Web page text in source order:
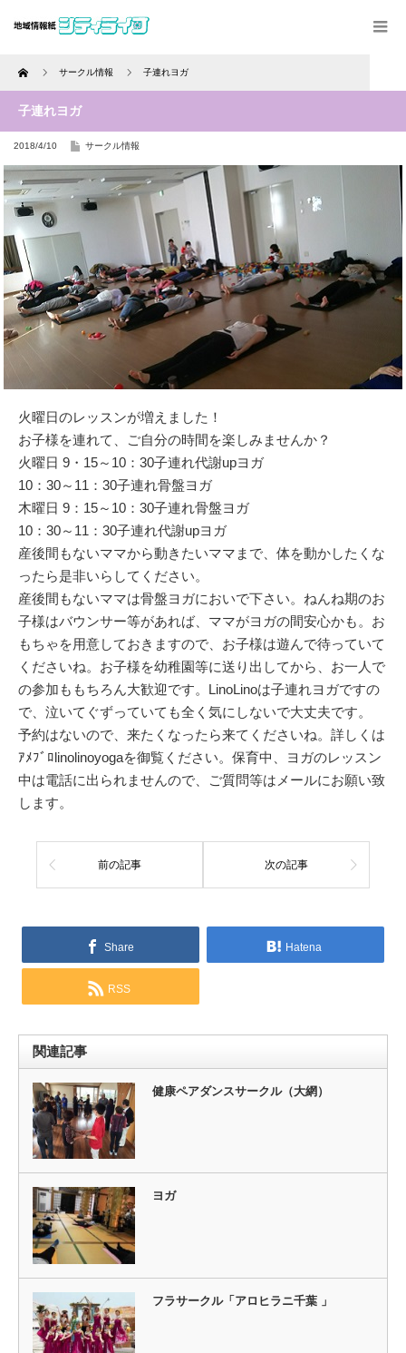
Home サークル情報 子連れヨガ
子連れヨガ
2018/4/10 サークル情報
火曜日のレッスンが増えました！
お子様を連れて、ご自分の時間を楽しみませんか？
火曜日 9・15～10：30子連れ代謝upヨガ
10：30～11：30子連れ骨盤ヨガ
木曜日 9：15～10：30子連れ骨盤ヨガ
10：30～11：30子連れ代謝upヨガ
産後間もないママから動きたいママまで、体を動かしたくな
ったら是非いらしてください。
産後間もないママは骨盤ヨガにおいで下さい。ねんね期のお
子様はバウンサー等があれば、ママがヨガの間安心かも。お
もちゃを用意しておきますので、お子様は遊んで待っていて
くださいね。お子様を幼稚園等に送り出してから、お一人で
の参加ももちろん大歓迎です。LinoLinoは子連れヨガですの
で、泣いてぐずっていても全く気にしないで大丈夫です。
予約はないので、来たくなったら来てくださいね。詳しくは
ｱﾒﾌﾞﾛlinolinoyogaを御覧ください。保育中、ヨガのレッスン
中は電話に出られませんので、ご質問等はメールにお願い致
します。
前の記事 次の記事
Share Hatena
RSS
関連記事
健康ペアダンスサークル（大網）
ヨガ
フラサークル「アロヒラニ千葉 」